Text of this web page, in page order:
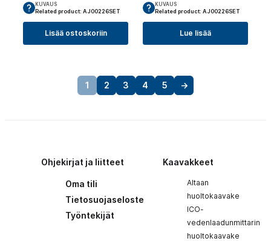
KUVAUS
Related product: AJ00226SET
Lisää ostoskoriin
KUVAUS
Related product: AJ00226SET
Lue lisää
1 2 3 4 5 →
Ohjekirjat ja liitteet
Oma tili
Tietosuojaseloste
Työntekijät
Kaavakkeet
Altaan
huoltokaavake
ICO-
vedenlaadunmittarin
huoltokaavake